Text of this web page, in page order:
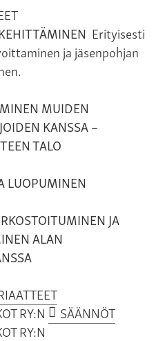
Erityisesti
ja jäsenpohjan
MUIDEN
KANSSA –
TALO
LUOPUMINEN
JA
ALAN
RY:N SÄÄNNÖT
RY:N